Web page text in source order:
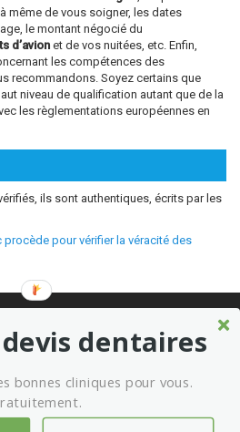
même de vous soigner, les dates
le montant négocié du
d’avion et de vos nuitées, etc. Enfin,
les compétences des
recommandons. Soyez certains que
niveau de qualification autant que de la
les règlementations européennes en
ils sont authentiques, écrits par les
pour vérifier la véracité des
Mentions légales
devis dentaires
bonnes cliniques pour vous.